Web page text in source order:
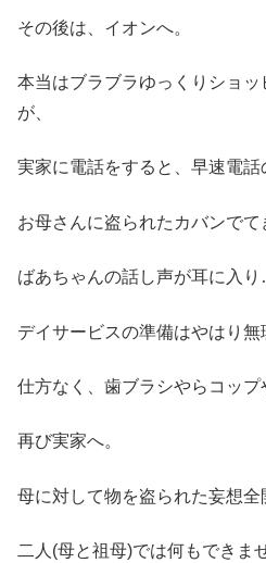
その後は、イオンへ。
本当はブラブラゆっくりショ
が、
実家に電話をすると、早速電話
お母さんに盗られたカバンで
ばあちゃんの話し声が耳に入
デイサービスの準備はやはり
仕方なく、歯ブラシやらコップ
再び実家へ。
母に対して物を盗られた妄想全
二人(母と祖母)では何もできま